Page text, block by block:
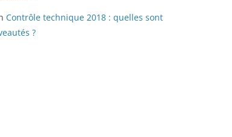
Contrôle technique 2018 : quelles sont
?